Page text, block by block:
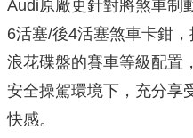
Audi原廠更針對將煞車制
6活塞/後4活塞煞車卡鉗
浪花碟盤的賽車等級配置
安全操駕環境下，充分享
快感。